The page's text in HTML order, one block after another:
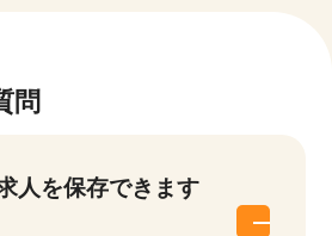
問
人を保存できます